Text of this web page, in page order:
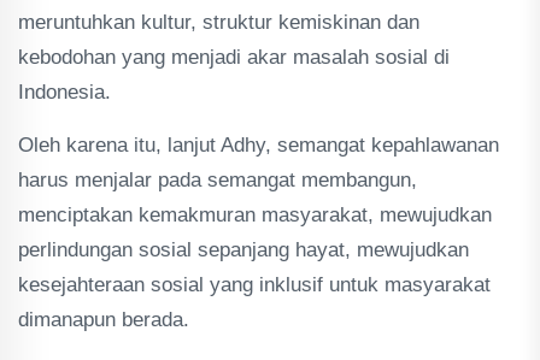
meruntuhkan kultur, struktur kemiskinan dan
kebodohan yang menjadi akar masalah sosial di
Indonesia.
Oleh karena itu, lanjut Adhy, semangat kepahlawanan
harus menjalar pada semangat membangun,
menciptakan kemakmuran masyarakat, mewujudkan
perlindungan sosial sepanjang hayat, mewujudkan
kesejahteraan sosial yang inklusif untuk masyarakat
dimanapun berada.